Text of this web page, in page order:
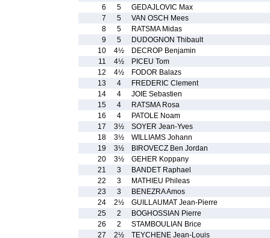
6
5
GEDAJLOVIC Max
7
5
VAN OSCH Mees
8
5
RATSMA Midas
9
5
DUDOGNON Thibault
10
4½
DECROP Benjamin
11
4½
PICEU Tom
12
4½
FODOR Balazs
13
4
FREDERIC Clement
14
4
JOIE Sebastien
15
4
RATSMA Rosa
16
4
PATOLE Noam
17
3½
SOYER Jean-Yves
18
3½
WILLIAMS Johann
19
3½
BIROVECZ Ben Jordan
20
3½
GEHER Koppany
21
3
BANDET Raphael
22
3
MATHIEU Phileas
23
3
BENEZRA Amos
24
2½
GUILLAUMAT Jean-Pierre
25
2
BOGHOSSIAN Pierre
26
2
STAMBOULIAN Brice
27
2½ TEYCHENE Jean-Louis